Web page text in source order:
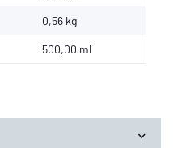
0,56 kg
500,00 ml